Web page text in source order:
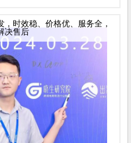
时效稳、价格优、服务全，
决售后